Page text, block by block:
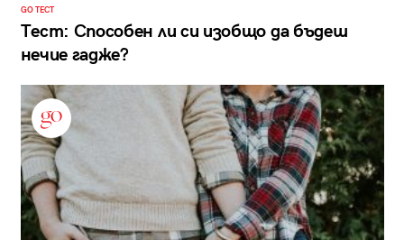
GO ТЕСТ
Тест: Способен ли си изобщо да бъдеш
нечие гадже?